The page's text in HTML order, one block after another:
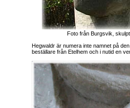
Foto från Burgsvik,
Hegwaldr är numera inte namnet på
beställare från Etelhem och i nutid en